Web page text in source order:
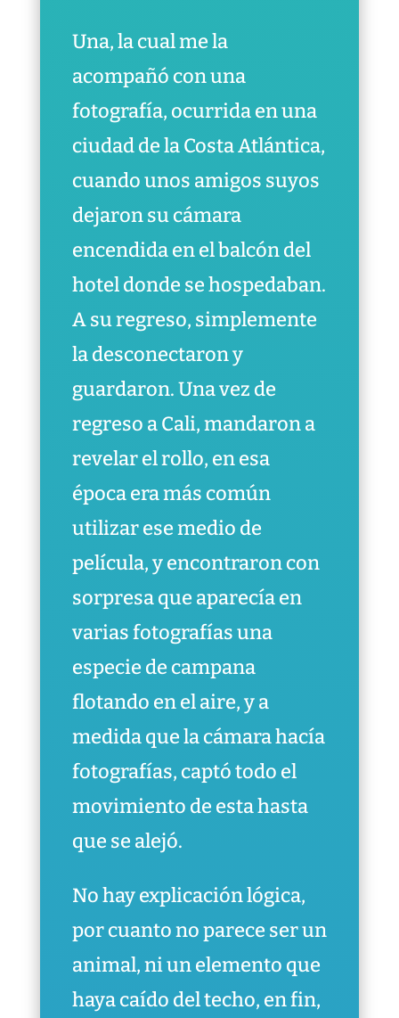
Una, la cual me la
acompañó con una
fotografía, ocurrida en una
ciudad de la Costa Atlántica,
cuando unos amigos suyos
dejaron su cámara
encendida en el balcón del
hotel donde se hospedaban.
A su regreso, simplemente
la desconectaron y
guardaron. Una vez de
regreso a Cali, mandaron a
revelar el rollo, en esa
época era más común
utilizar ese medio de
película, y encontraron con
sorpresa que aparecía en
varias fotografías una
especie de campana
flotando en el aire, y a
medida que la cámara hacía
fotografías, captó todo el
movimiento de esta hasta
que se alejó.
No hay explicación lógica,
por cuanto no parece ser un
animal, ni un elemento que
haya caído del techo, en fin,